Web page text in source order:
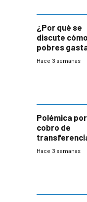
¿Por qué se
discute
pobres
plata?
Hace 3 semanas
Polémica por
cobro de
del Mides en
Hace 3 semanas